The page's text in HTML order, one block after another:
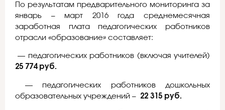
По результатам предварительного мониторинга за
январь – март 2016 года среднемесячная
заработная плата педагогических работников
отрасли «образование» составляет:
— педагогических работников (включая учителей)
25 774 руб.
— педагогических работников дошкольных
образовательных учреждений – 22 315 руб.